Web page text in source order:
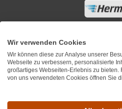
Wir verwenden Cookies
Wir können diese zur Analyse unserer
Webseite zu verbessern, personalisierte
großartiges Webseiten-Erlebnis zu bieten.
von uns verwendeten Cookies öffnen Sie